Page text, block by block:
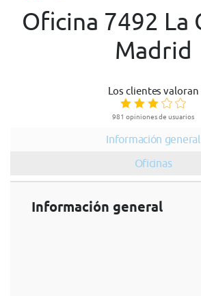
Oficina 7492 La
Madrid
Los clientes valoran
981 opiniones de usuarios
Información general
Oficinas
Información general